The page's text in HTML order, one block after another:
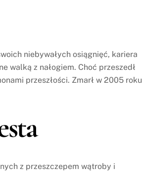
niebywałych osiągnięć, kariera
walką z nałogiem. Choć przeszedł
przeszłości. Zmarł w 2005
z przeszczepem wątroby i